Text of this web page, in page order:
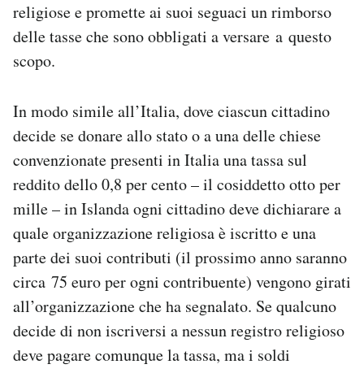
Area Personale
Newsletter
Esci
religiose e promette ai suoi seguaci un rimborso
delle tasse che sono obbligati a versare a questo
scopo.
In modo simile all’Italia, dove ciascun cittadino
decide se donare allo stato o a una delle chiese
convenzionate presenti in Italia una tassa sul
reddito dello 0,8 per cento – il cosiddetto otto per
mille – in Islanda ogni cittadino deve dichiarare a
quale organizzazione religiosa è iscritto e una
parte dei suoi contributi (il prossimo anno saranno
circa 75 euro per ogni contribuente) vengono girati
all’organizzazione che ha segnalato. Se qualcuno
decide di non iscriversi a nessun registro religioso
deve pagare comunque la tassa, ma i soldi